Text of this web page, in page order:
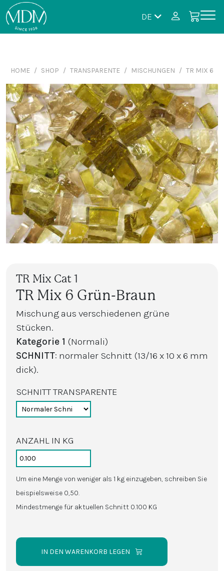
DE
HOME SHOP TRANSPARENTE MISCHUNGEN TR MIX 6
TR Mix Cat 1
TR Mix 6 Grün-Braun
Mischung aus verschiedenen grüne
Stücken.
Kategorie 1 (Normali)
SCHNITT: normaler Schnitt (13/16 x 10 x 6 mm
dick).
SCHNITT TRANSPARENTE
ANZAHL IN KG
Um eine Menge von weniger als 1 kg einzugeben, schreiben Sie
beispielsweise 0,50.
Mindestmenge für aktuellen Schnitt 0.100 KG
IN DEN WARENKORB LEGEN